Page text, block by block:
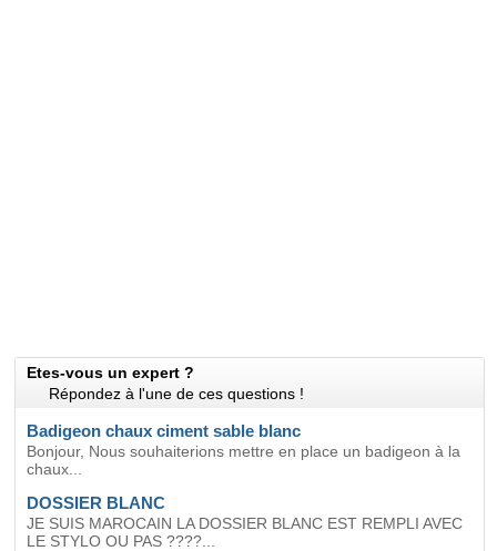
Etes-vous un expert ?
Répondez à l'une de ces questions !
Badigeon chaux ciment sable blanc
Bonjour, Nous souhaiterions mettre en place un badigeon à la
chaux...
DOSSIER BLANC
JE SUIS MAROCAIN LA DOSSIER BLANC EST REMPLI AVEC
LE STYLO OU PAS ????...